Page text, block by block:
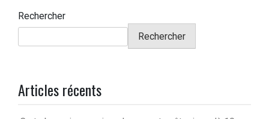
Rechercher
Rechercher
Articles récents